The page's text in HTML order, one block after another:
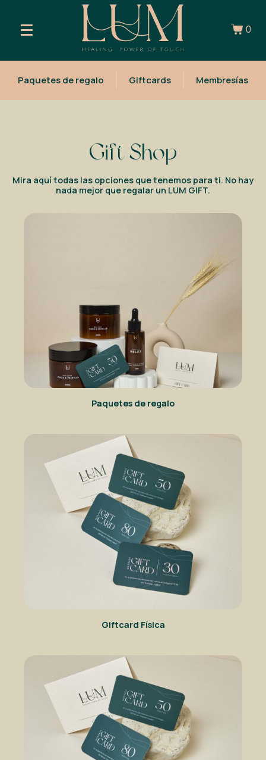
0
Paquetes de regalo Giftcards Membresías
Gift Shop
Mira aquí todas las opciones que tenemos para ti. No hay
nada mejor que regalar un LUM GIFT.
Paquetes de regalo
Giftcard Física